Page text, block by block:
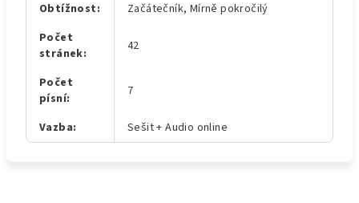
Obtížnost:
Začátečník, Mírně pokročilý
Počet
stránek: 42
Počet
písní: 7
Vazba: Sešit + Audio online